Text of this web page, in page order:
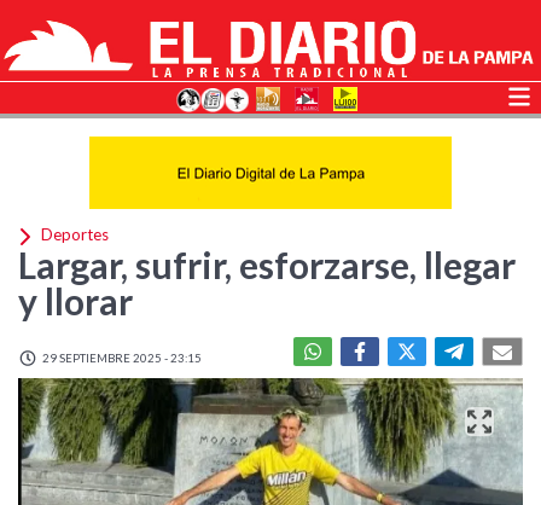
Deportes
Largar, sufrir, esforzarse, llegar
y llorar
29 SEPTIEMBRE 2025 - 23:15